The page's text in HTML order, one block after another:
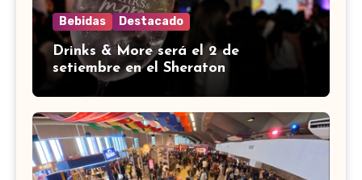
Bebidas Destacado
Drinks & More será el 2 de
setiembre en el Sheraton